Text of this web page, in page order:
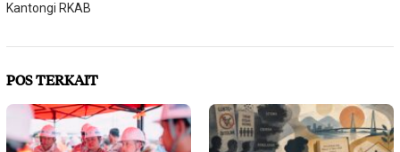
Kantongi RKAB
POS TERKAIT